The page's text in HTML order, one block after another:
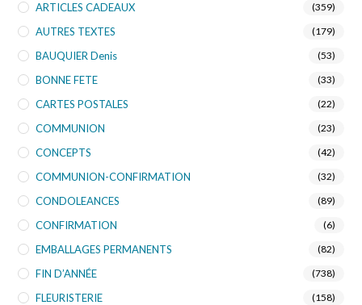
ARTICLES CADEAUX (359)
AUTRES TEXTES (179)
BAUQUIER Denis (53)
BONNE FETE (33)
CARTES POSTALES (22)
COMMUNION (23)
CONCEPTS (42)
COMMUNION-CONFIRMATION (32)
CONDOLEANCES (89)
CONFIRMATION (6)
EMBALLAGES PERMANENTS (82)
FIN D’ANNÉE (738)
FLEURISTERIE (158)